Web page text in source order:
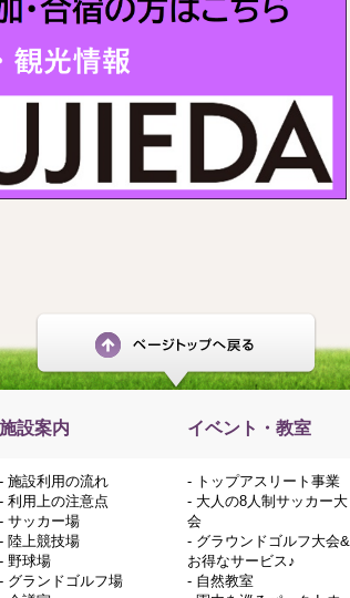
施設案内 イベント・教室
- 施設利用の流れ
- 利用上の注意点
- サッカー場
- 陸上競技場
- 野球場
- グランドゴルフ場
- トップアスリート事業
- 大人の8人制サッカー大
会
- グラウンドゴルフ大会&
お得なサービス♪
- 自然教室